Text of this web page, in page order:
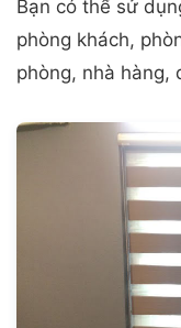
Bạn có thể sử
phòng khách,
phòng, nhà hàng,